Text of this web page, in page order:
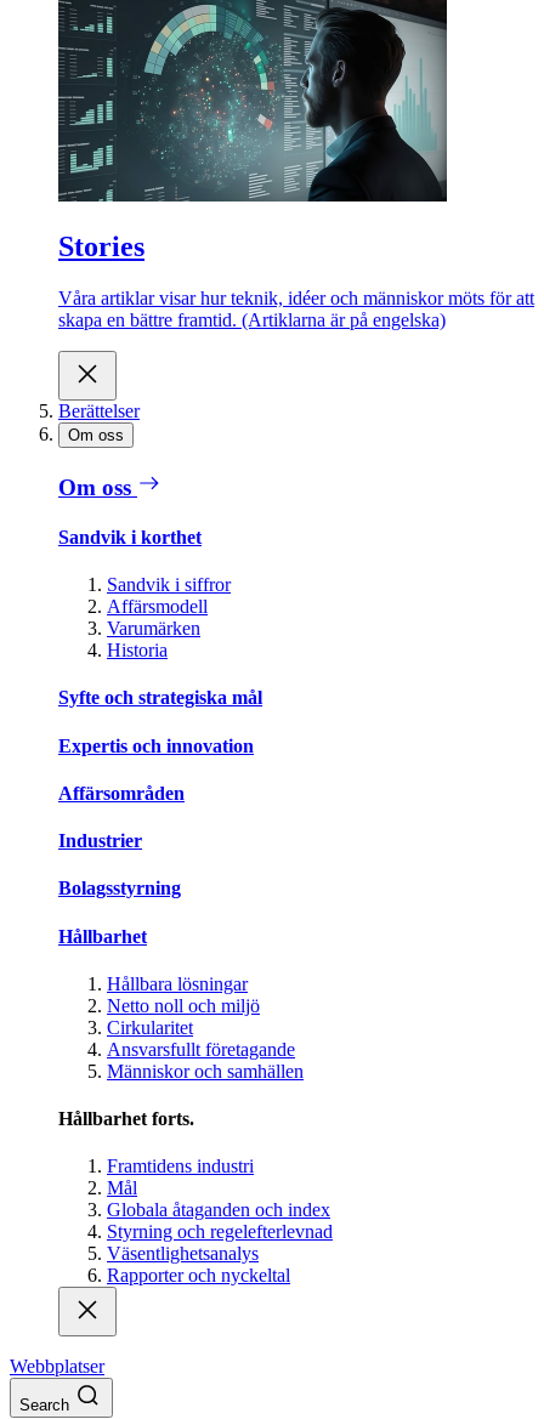
Stories
Våra artiklar visar hur teknik, idéer och människor möts för att
skapa en bättre framtid. (Artiklarna är på engelska)
Berättelser
Om oss
Om oss
Sandvik i korthet
Sandvik i siffror
Affärsmodell
Varumärken
Historia
Syfte och strategiska mål
Expertis och innovation
Affärsområden
Industrier
Bolagsstyrning
Hållbarhet
Hållbara lösningar
Netto noll och miljö
Cirkularitet
Ansvarsfullt företagande
Människor och samhällen
Hållbarhet forts.
Framtidens industri
Mål
Globala åtaganden och index
Styrning och regelefterlevnad
Väsentlighetsanalys
Rapporter och nyckeltal
Webbplatser
Search